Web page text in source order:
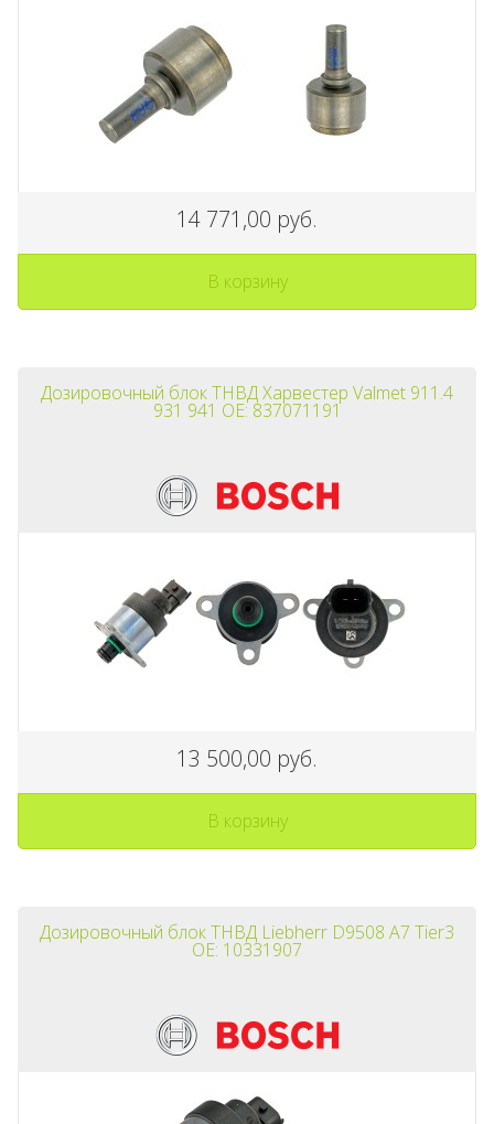
14 771,00 руб.
В корзину
Дозировочный блок ТНВД Харвестер Valmet 911.4
931 941 OE: 837071191
13 500,00 руб.
В корзину
Дозировочный блок ТНВД Liebherr D9508 A7 Tier3
OE: 10331907